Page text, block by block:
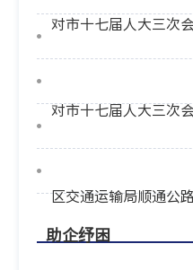
对市十七届人大三次
对市十七届人大三次
区交通运输局顺通公
助企纾困